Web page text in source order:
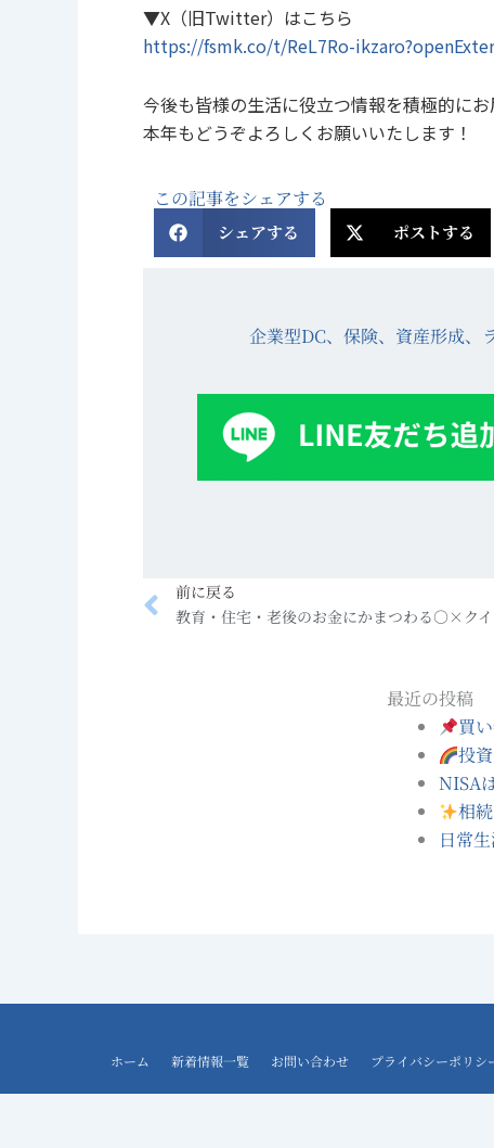
▼X（旧Twitter）はこちら
https://fsmk.co/t/ReL7Ro-
今後も皆様の生活に役立つ情報を積極的にお
本年もどうぞよろしくお願いいたします！
この記事をシェアする
シェアする ポストする
企業型DC、保険、資産形成、
Prev
前に戻る
教育・住宅・老後のお金にかまつわる○×ク
最近の投稿
買
投
NISA
相
日常
ホーム 新着情報一覧 お問い合わせ プライバシーポリシ